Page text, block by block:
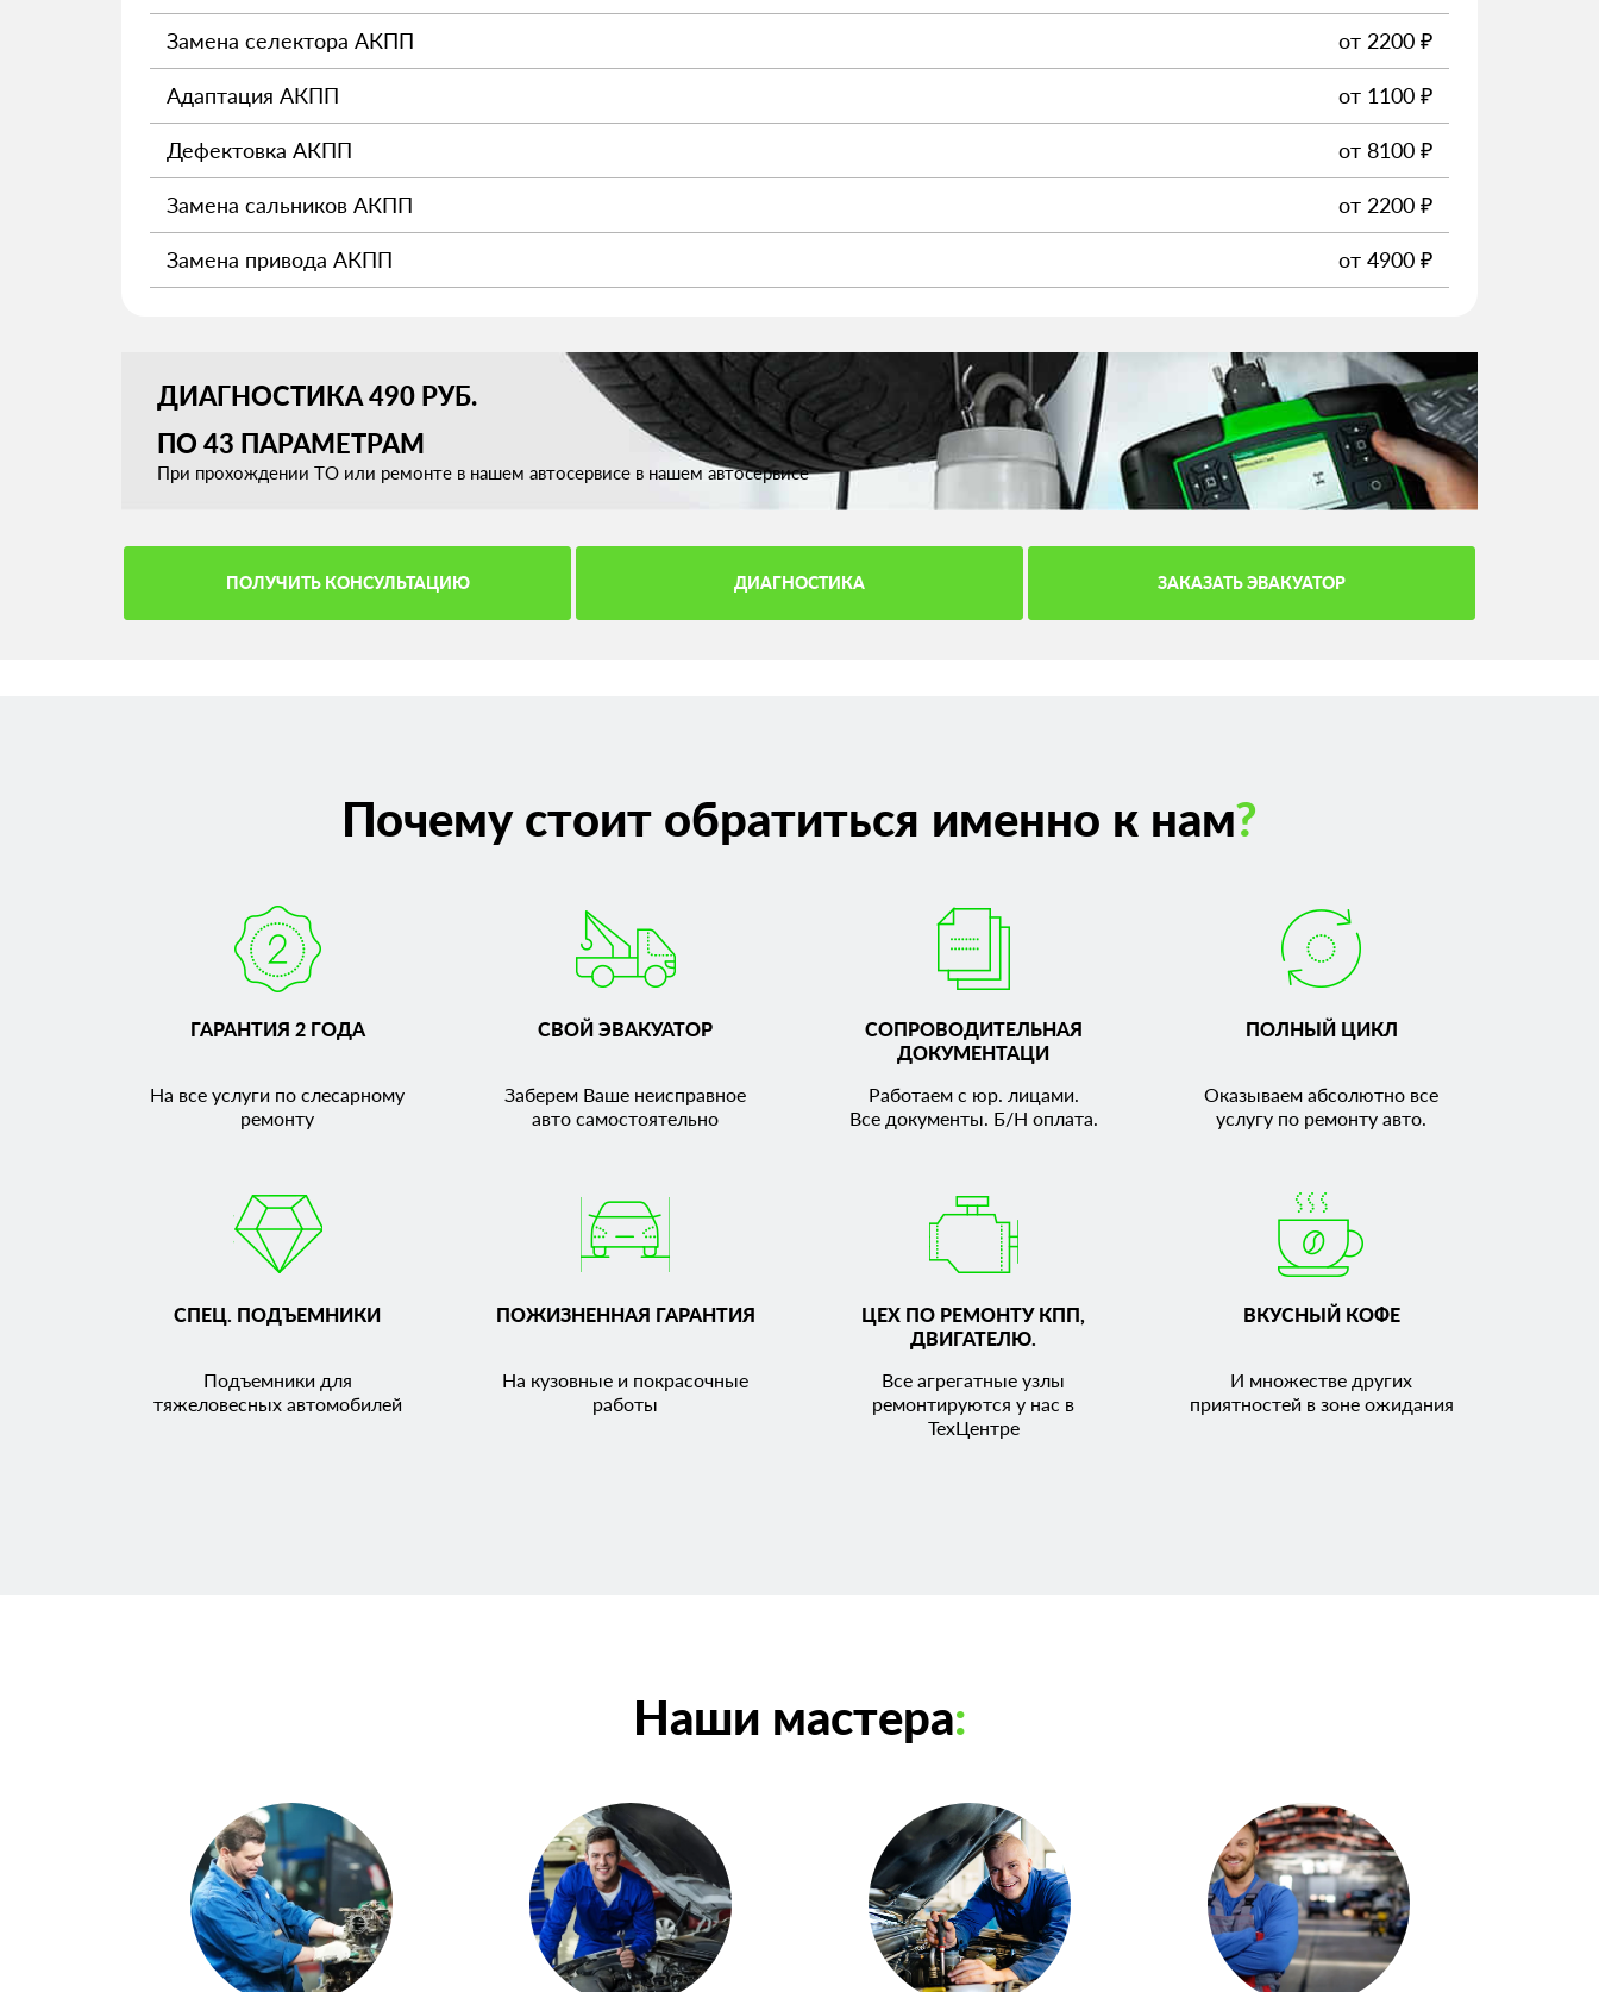
Замена селектора АКПП от 2200 ₽
Адаптация АКПП от 1100 ₽
Дефектовка АКПП от 8100 ₽
Замена сальников АКПП от 2200 ₽
Замена привода АКПП от 4900 ₽
ДИАГНОСТИКА 490 РУБ.
ПО 43 ПАРАМЕТРАМ
При прохождении ТО или ремонте в нашем автосервисе в нашем автосервисе
ПОЛУЧИТЬ КОНСУЛЬТАЦИЮ ДИАГНОСТИКА ЗАКАЗАТЬ ЭВАКУАТОР
Почему стоит обратиться именно к нам?
ГАРАНТИЯ 2 ГОДА
На все услуги по слесарному
ремонту
СВОЙ ЭВАКУАТОР
Заберем Ваше неисправное
авто самостоятельно
СОПРОВОДИТЕЛЬНАЯ
ДОКУМЕНТАЦИ
Работаем с юр. лицами.
Все документы. Б/Н оплата.
ПОЛНЫЙ ЦИКЛ
Оказываем абсолютно все
услугу по ремонту авто.
СПЕЦ. ПОДЪЕМНИКИ
Подъемники для
тяжеловесных автомобилей
ПОЖИЗНЕННАЯ ГАРАНТИЯ
На кузовные и покрасочные
работы
ЦЕХ ПО РЕМОНТУ КПП,
ДВИГАТЕЛЮ.
Все агрегатные узлы
ремонтируются у нас в
ТехЦентре
ВКУСНЫЙ КОФЕ
И множестве других
приятностей в зоне ожидания
Наши мастера: